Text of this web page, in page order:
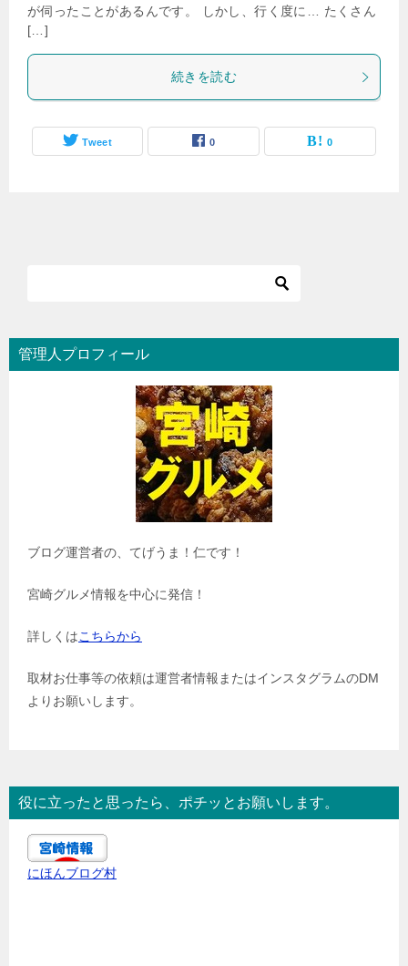
が伺ったことがあるんです。 しかし、行く度に… たくさん
[…]
続きを読む
Tweet 0 0
管理人プロフィール
ブログ運営者の、てげうま！仁です！
宮崎グルメ情報を中心に発信！
詳しくはこちらから
取材お仕事等の依頼は運営者情報またはインスタグラムのDM
よりお願いします。
役に立ったと思ったら、ポチッとお願いします。
にほんブログ村